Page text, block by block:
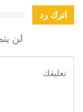
اترك رد
لن